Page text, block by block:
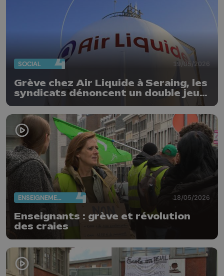
SOCIAL 19/05/2026
Grève chez Air Liquide à Seraing, les
syndicats dénoncent un double jeu
n’apprécient pas »
ENSEIGNEMENT 18/05/2026
Enseignants : grève et révolution
des craies